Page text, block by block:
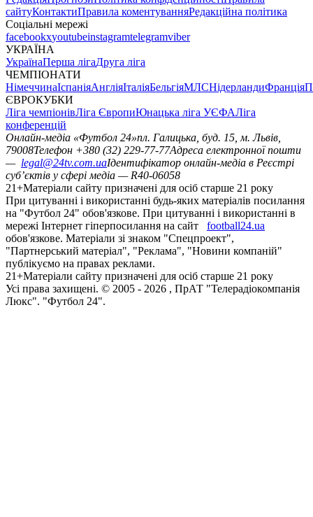
сайтуКонтактиПравила коментуванняРедакційна політика
Соціальні мережі
facebookxyoutubeinstagramtelegramviber
УКРАЇНА
УкраїнаПерша лігаДруга ліга
ЧЕМПІОНАТИ
НімеччинаІспаніяАнгліяІталіяБельгіяМЛСНідерландиФранція
ЄВРОКУБКИ
Ліга чемпіонівЛіга ЄвропиЮнацька ліга УЄФАЛіга
конференцій
Онлайн-медіа «Футбол 24»пл. Галицька, буд. 15, м. Львів,
79008Телефон +380 (32) 229-77-77Адреса електронної пошти
— legal@24tv.com.uaІдентифікатор онлайн-медіа в Реєстрі
суб’єктів у сфері медіа — R40-06058
21+Матеріали сайту призначені для осіб старше 21 року
При цитуванні і використанні будь-яких матеріалів посилання
на "Футбол 24" обов'язкове. При цитуванні і використанні в
мережі Інтернет гіперпосилання на сайт
football24.ua
обов'язкове. Матеріали зі знаком "Спецпроект",
"Партнерський матеріал", "Реклама", "Новини компаній"
публікуємо на правах реклами.
21+Матеріали сайту призначені для осіб старше 21 року
Усi права захищенi. © 2005 - 2026 , ПрАТ "Телерадіокомпанія
Люкс". "Футбол 24".